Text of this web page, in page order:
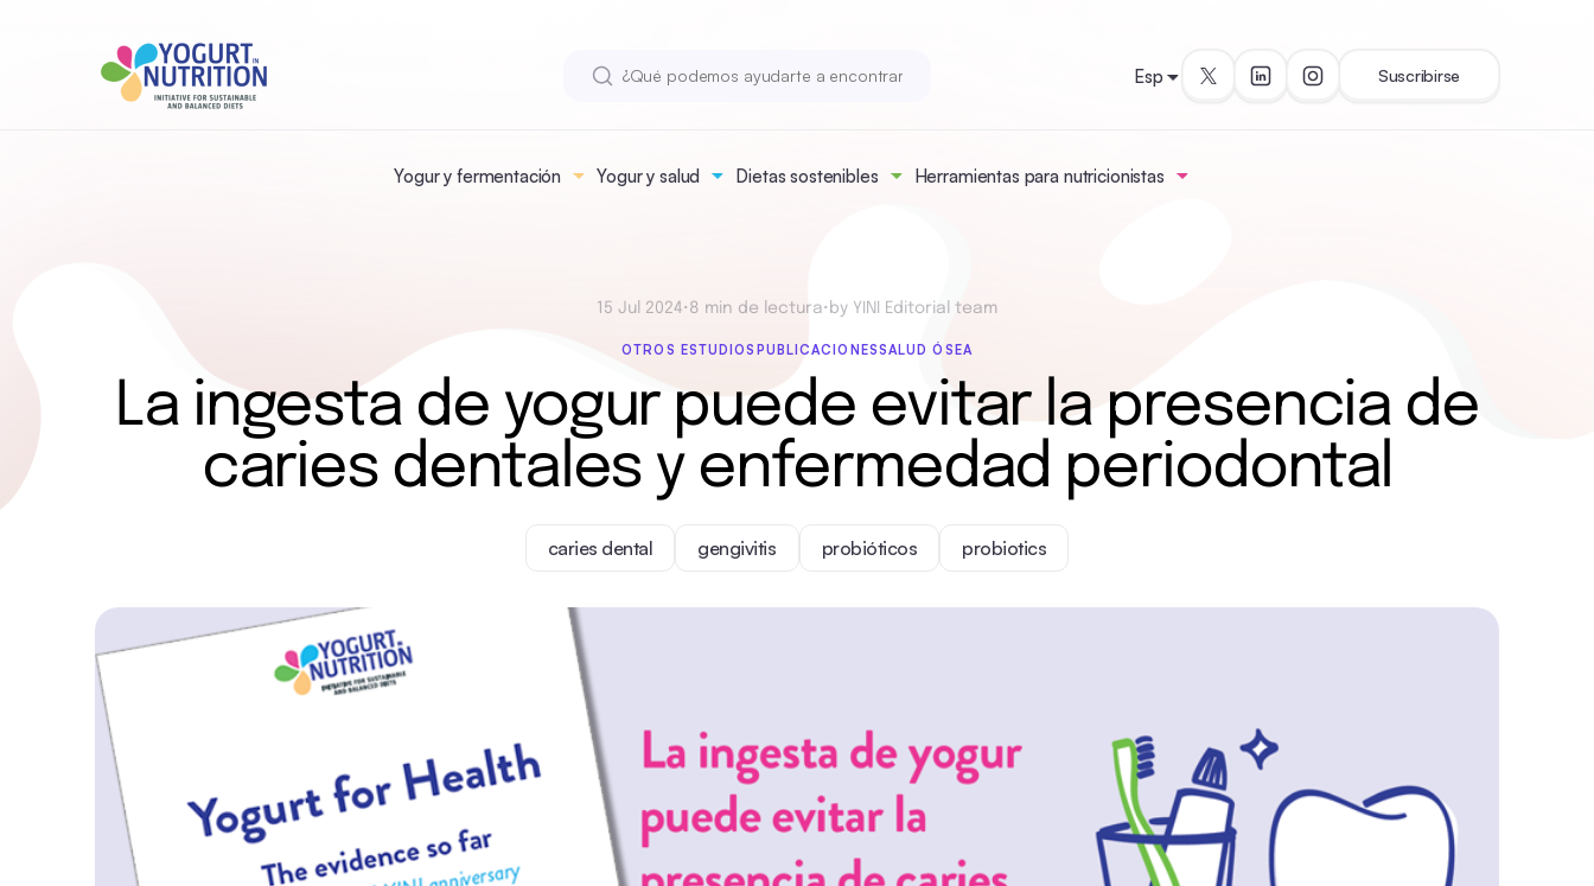
Yogur y fermentación Yogur y salud Dietas sostenibles Herramientas para nutricionistas
Esp Suscribirse
15 Jul 2024• 8 min de lectura• by YINI Editorial team
OTROS ESTUDIOS PUBLICACIONESSALUD ÓSEA
La ingesta de yogur puede evitar la presencia de
caries dentales y enfermedad periodontal
caries dental gengivitis probióticos probiotics